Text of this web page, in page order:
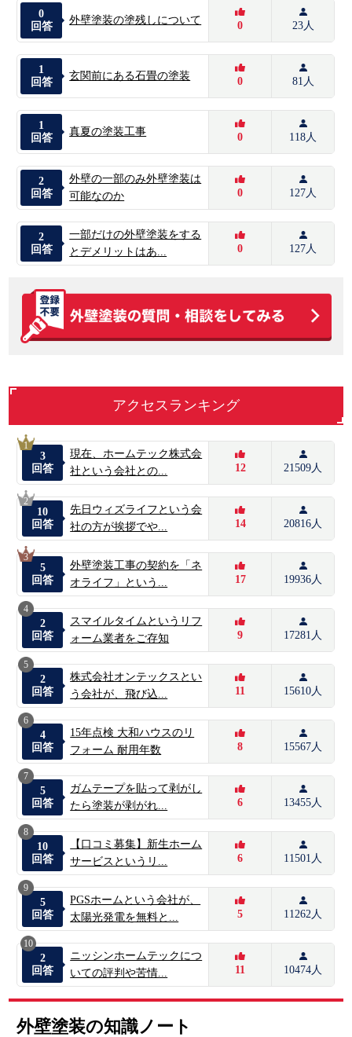
0
回答
外壁塗装の塗残しについて 0 23人
1
回答
玄関前にある石畳の塗装 0 81人
1
回答
真夏の塗装工事 0 118人
2
回答
外壁の一部のみ外壁塗装は
可能なのか
0 127人
2
回答
一部だけの外壁塗装をする
とデメリットはあ...
0 127人
アクセスランキング
1
3
回答
現在、ホームテック株式会
社という会社との...
12 21509人
2
10
回答
先日ウィズライフという会
社の方が挨拶でや...
14 20816人
3
5
回答
外壁塗装工事の契約を「ネ
オライフ」という...
17 19936人
4
2
回答
スマイルタイムというリフ
ォーム業者をご存知
9 17281人
5
2
回答
株式会社オンテックスとい
う会社が、飛び込...
11 15610人
6
4
回答
15年点検 大和ハウスのリ
フォーム 耐用年数
8 15567人
7
5
回答
ガムテープを貼って剥がし
たら塗装が剥がれ...
6 13455人
8
10
回答
【口コミ募集】新生ホーム
サービスというリ...
6 11501人
9
5
回答
PGSホームという会社が、
太陽光発電を無料と...
5 11262人
10
2
回答
ニッシンホームテックにつ
いての評判や苦情...
11 10474人
外壁塗装の知識ノート